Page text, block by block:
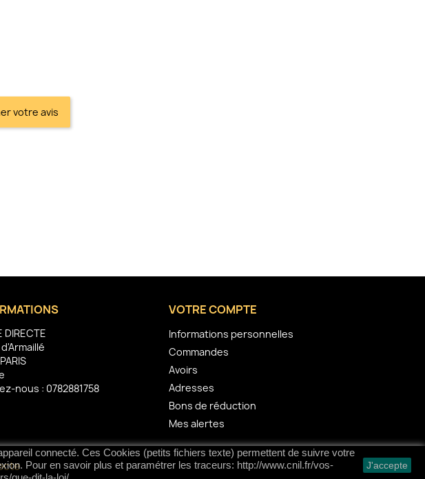
votre avis
DIRECTE
nous : 0782881758
connecté. Ces Cookies (petits fichiers texte) permettent de suivre votre
Pour en savoir plus et paramétrer les traceurs: http://www.cnil.fr/vos-
J'accepte
VOTRE COMPTE
Informations personnelles
Commandes
Avoirs
Adresses
Bons de réduction
Mes alertes